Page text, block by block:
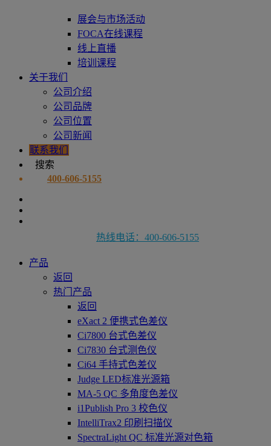
展会与市场活动
FOCA在线课程
线上直播
培训课程
关于我们
公司介绍
公司品牌
公司位置
公司新闻
联系我们
搜索
400-606-5155
热线电话：400-606-5155
产品
返回
热门产品
返回
eXact 2 便携式色差仪
Ci7800 台式色差仪
Ci7830 台式测色仪
Ci64 手持式色差仪
Judge LED标准光源箱
MA-5 QC 多角度色差仪
i1Publish Pro 3 校色仪
IntelliTrax2 印刷扫描仪
SpectraLight QC 标准光源对色箱